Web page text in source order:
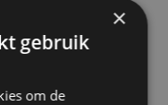
bediening
×
gebruik
om de